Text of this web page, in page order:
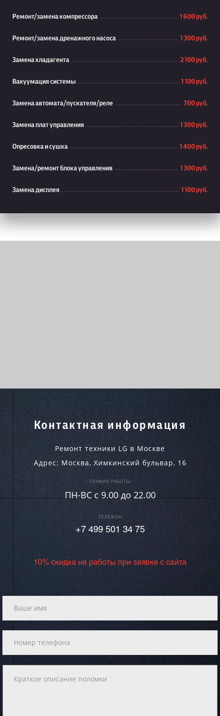
Ремонт/замена компрессора 1 600 руб.
Ремонт/замена дренажного насоса 1 300 руб.
Замена хладагента 2 100 руб.
Вакуумация системы 1 100 руб.
Замена автомата/пускателя/реле 700 руб.
Замена плат управления 1 300 руб.
Опресовка и сушка 1 400 руб.
Замена/ремонт блока управления 1 300 руб.
Замена дисплея 1 100 руб.
Контактная информация
Ремонт техники LG в Москве
Адрес: Москва, Химкинский бульвар, 16
ГРАФИК РАБОТЫ
ПН-ВC c 9.00 до 22.00
ТЕЛЕФОН
+7 499 501 34 75
10% скидка на работы при заявке с сайта